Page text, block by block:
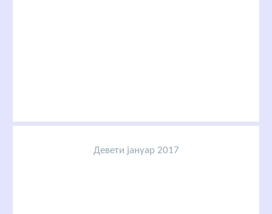
Девети јануар 2017